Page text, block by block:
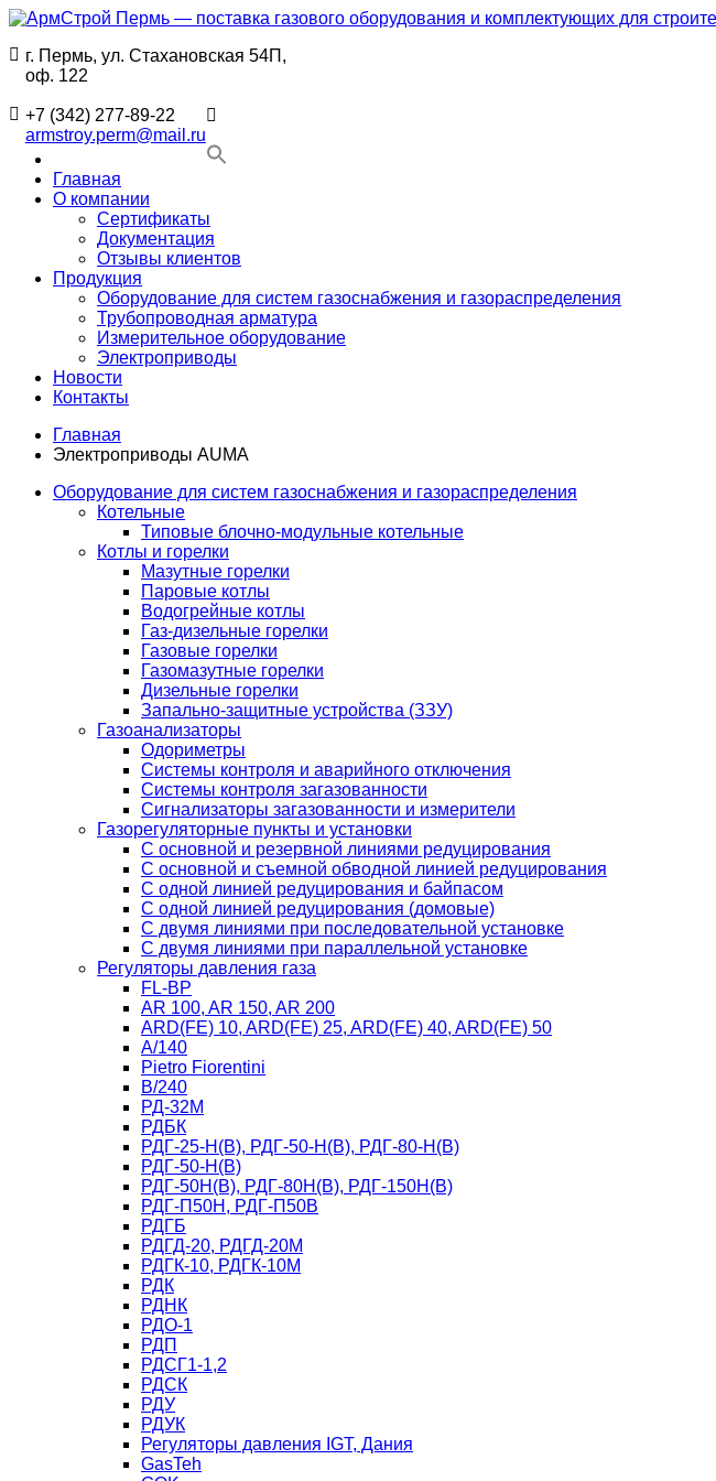
Перейти
содержимому
АрмСтрой
—
поставка
оборудования
комплектующих
строительства
инженерных
сетей
Поставки
газового
оборудования
комплектующих
строительства
г. Пермь, ул. Стахановская 54П,
оф. 122
+7 (342) 277-89-22
armstroy.perm@mail.ru
Главная
О компании
Сертификаты
Документация
Отзывы клиентов
Продукция
Оборудование для систем газоснабжения и газораспределения
Трубопроводная арматура
Измерительное оборудование
Электроприводы
Новости
Контакты
Главная
Электроприводы AUMA
Оборудование для систем газоснабжения и газораспределения
Котельные
Типовые блочно-модульные котельные
Котлы и горелки
Мазутные горелки
Паровые котлы
Водогрейные котлы
Газ-дизельные горелки
Газовые горелки
Газомазутные горелки
Дизельные горелки
Запально-защитные устройства (ЗЗУ)
Газоанализаторы
Одориметры
Системы контроля и аварийного отключения
Системы контроля загазованности
Сигнализаторы загазованности и измерители
Газорегуляторные пункты и установки
С основной и резервной линиями редуцирования
С основной и съемной обводной линией редуцирования
С одной линией редуцирования и байпасом
С одной линией редуцирования (домовые)
С двумя линиями при последовательной установке
C двумя линиями при параллельной установке
Регуляторы давления газа
FL-BP
AR 100, AR 150, AR 200
ARD(FE) 10, ARD(FE) 25, ARD(FE) 40, ARD(FE) 50
A/140
Рietro Fiorentini
B/240
РД-32М
РДБК
РДГ-25-Н(В), РДГ-50-Н(В), РДГ-80-Н(В)
РДГ-50-Н(В)
РДГ-50Н(В), РДГ-80Н(В), РДГ-150Н(В)
РДГ-П50Н, РДГ-П50В
РДГБ
РДГД-20, РДГД-20М
РДГК-10, РДГК-10М
РДК
РДНК
РДО-1
РДП
РДСГ1-1,2
РДСК
РДУ
РДУК
Регуляторы давления IGT, Дания
GasTeh